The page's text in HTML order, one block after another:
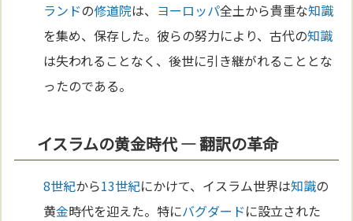
ランドの修道院は、 ヨーロッパ全土から貴重な知識
を集め、保存した。彼らの努力により、古代の知識
は失われることなく、後世に引き継がれることとな
ったのである。
イスラムの黄金時代 — 翻訳の革命
8世紀から13世紀にかけて、イスラム世界は知識の
黄金時代を迎えた。特にバグダードに設立された